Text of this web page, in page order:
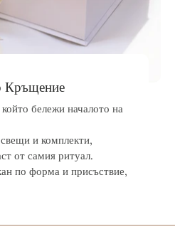
Кръщение
бележи началото на
и комплекти,
от самия ритуал.
по форма и присъствие,